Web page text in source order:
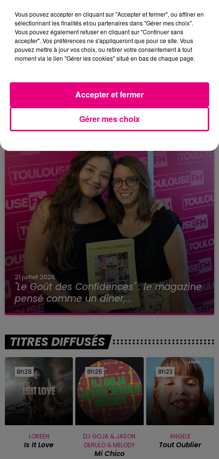
reporté au premier semestre 2027
21 juillet 2026
"Le Goût des Confidences" : le magazine
pensé comme un dîner,...
TITRES DIFFUSÉS
8h28
8h28
LOREEN
Is It Love
8h26
8h26
DJ GOJA & JASON
DERULO & MELODY
Mi Chico
8h23
8h23
ANGELE
Tout Oublier
Vous pouvez accepter en cliquant sur "Accepter et fermer", ou affiner en
sélectionnant les finalités et/ou partenaires dans "Gérer mes choix".
Vous pouvez également refuser en cliquant sur "Continuer sans
accepter". Vos préférences ne s'appliqueront que pour ce site. Vous
pouvez mettre à jour vos choix, ou retirer votre consentement à tout
moment via le lien "Gérer les cookies" situé en bas de chaque page.
Gérer mes choix
Accepter et fermer